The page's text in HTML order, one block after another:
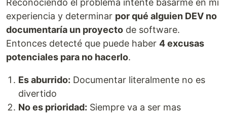
Reconociendo el problema intenté basarme en mi
experiencia y determinar por qué alguien DEV no
documentaría un proyecto de software.
Entonces detecté que puede haber 4 excusas
potenciales para no hacerlo.
Es aburrido: Documentar literalmente no es
divertido
No es prioridad: Siempre va a ser mas